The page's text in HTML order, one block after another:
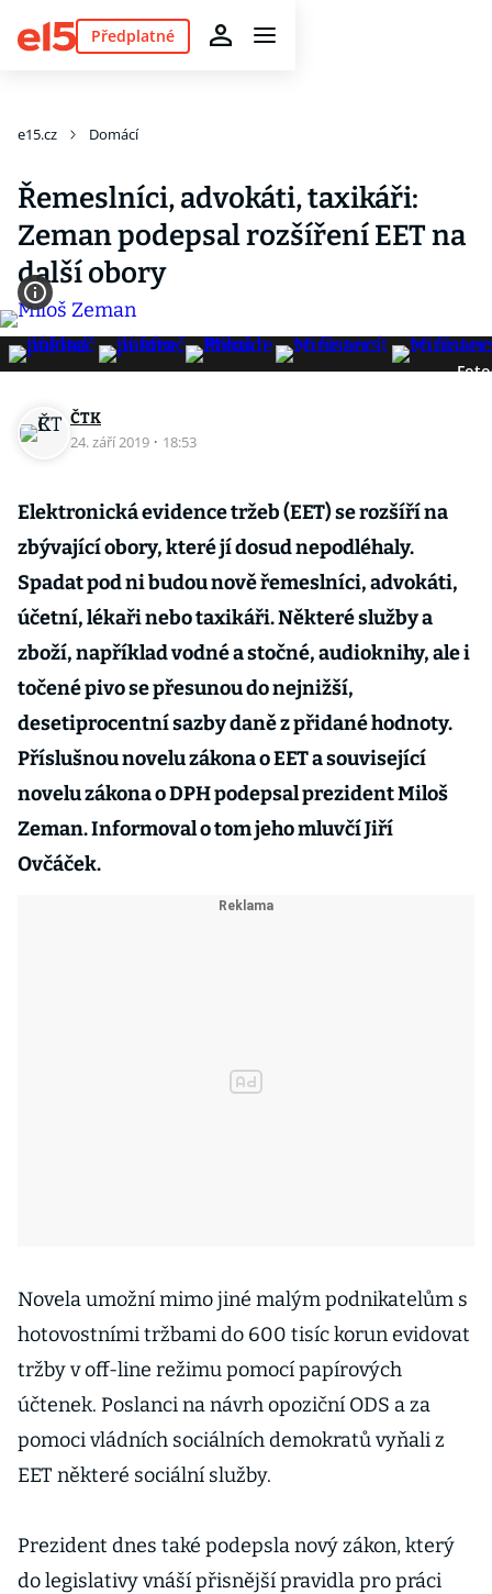
Předplatné
e15.cz Domácí
Řemeslníci, advokáti, taxikáři:
Zeman podepsal rozšíření EET na
další obory
ČTK
24. září 2019 · 18:53
Elektronická evidence tržeb (EET) se rozšíří na
zbývající obory, které jí dosud nepodléhaly.
Spadat pod ni budou nově řemeslníci, advokáti,
účetní, lékaři nebo taxikáři. Některé služby a
zboží, například vodné a stočné, audioknihy, ale i
točené pivo se přesunou do nejnižší,
desetiprocentní sazby daně z přidané hodnoty.
Příslušnou novelu zákona o EET a související
novelu zákona o DPH podepsal prezident Miloš
Zeman. Informoval o tom jeho mluvčí Jiří
Ovčáček.
Novela umožní mimo jiné malým podnikatelům s
hotovostními tržbami do 600 tisíc korun evidovat
tržby v off-line režimu pomocí papírových
účtenek. Poslanci na návrh opoziční ODS a za
pomoci vládních sociálních demokratů vyňali z
EET některé sociální služby.
Prezident dnes také podepsla nový zákon, který
do legislativy vnáší přisnější pravidla pro práci